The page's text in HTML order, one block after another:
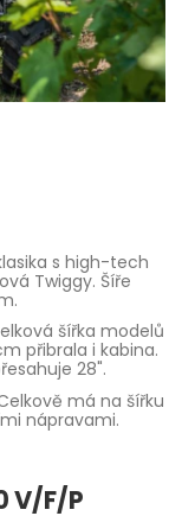
s high-tech
Twiggy. Šíře
šířka modelů
přibrala i kabina.
28".
má na šířku
nápravami.
V/F/P